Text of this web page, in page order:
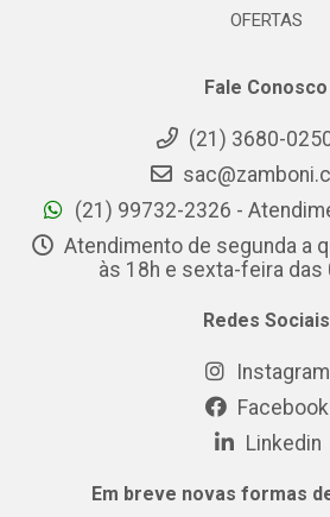
OFERTAS
Fale Conosco
(21) 3680-
(21) 99732-2326 -
Atendimento de segunda a
às 18h e sexta-feira das
Redes Sociais
Instagram
Facebook
Linkedin
Em breve novas formas